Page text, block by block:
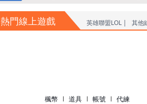
熱門線上遊戲 英雄聯盟LOL | 其他
楓幣 道具 帳號 代練